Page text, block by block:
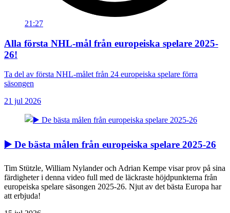
21:27
Alla första NHL-mål från europeiska spelare 2025-
26!
Ta del av första NHL-målet från 24 europeiska spelare förra
säsongen
21 jul 2026
▶️ De bästa målen från europeiska spelare 2025-26
Tim Stützle, William Nylander och Adrian Kempe visar prov på sina
färdigheter i denna video full med de läckraste höjdpunkterna från
europeiska spelare säsongen 2025-26. Njut av det bästa Europa har
att erbjuda!